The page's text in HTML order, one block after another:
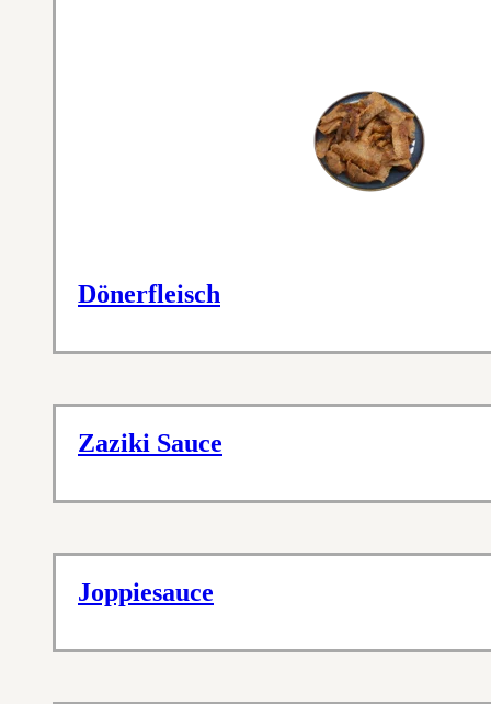
Dönerfleisch
Zaziki Sauce
Joppiesauce